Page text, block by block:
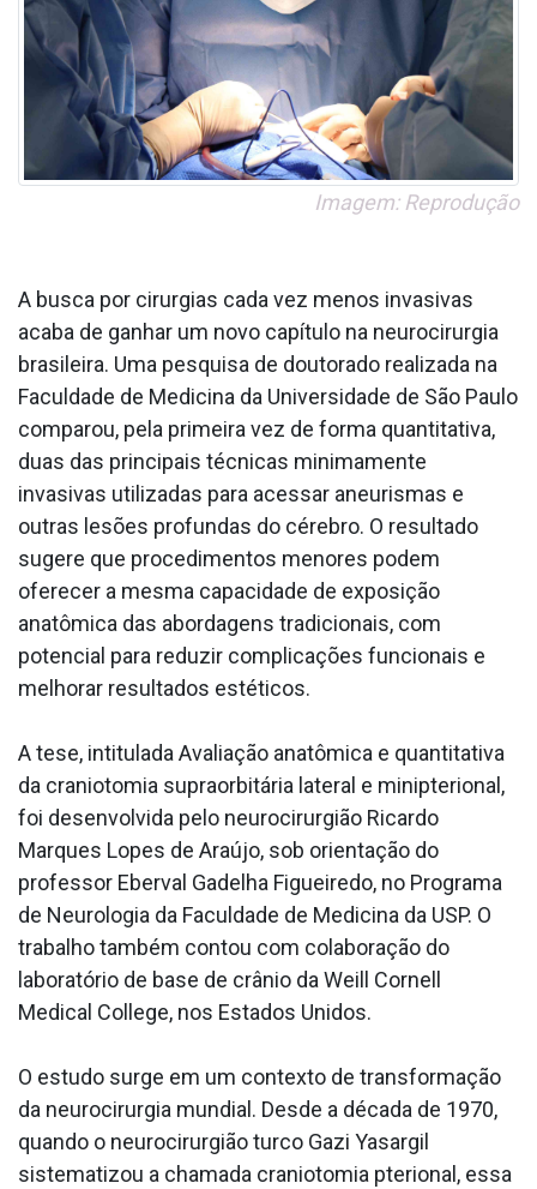
Imagem: Reprodução
A busca por cirurgias cada vez menos invasivas
acaba de ganhar um novo capítulo na neurocirurgia
brasileira. Uma pesquisa de doutorado realizada na
Faculdade de Medicina da Universidade de São Paulo
comparou, pela primeira vez de forma quantitativa,
duas das principais técnicas minimamente
invasivas utilizadas para acessar aneurismas e
outras lesões profundas do cérebro. O resultado
sugere que procedimentos menores podem
oferecer a mesma capacidade de exposição
anatômica das abordagens tradicionais, com
potencial para reduzir complicações funcionais e
melhorar resultados estéticos.
A tese, intitulada Avaliação anatômica e quantitativa
da craniotomia supraorbitária lateral e minipterional,
foi desenvolvida pelo neurocirurgião Ricardo
Marques Lopes de Araújo, sob orientação do
professor Eberval Gadelha Figueiredo, no Programa
de Neurologia da Faculdade de Medicina da USP. O
trabalho também contou com colaboração do
laboratório de base de crânio da Weill Cornell
Medical College, nos Estados Unidos.
O estudo surge em um contexto de transformação
da neurocirurgia mundial. Desde a década de 1970,
quando o neurocirurgião turco Gazi Yasargil
sistematizou a chamada craniotomia pterional, essa